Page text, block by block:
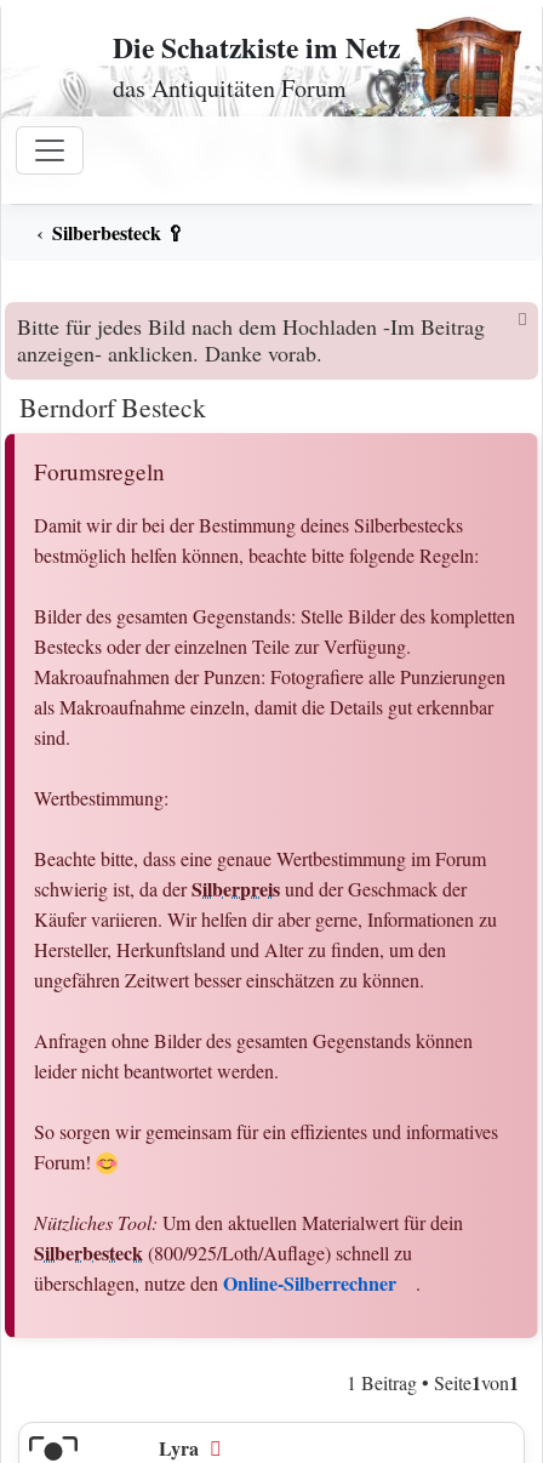
Zum Inhalt
Die Schatzkiste im Netz
das Antiquitäten Forum
Silberbesteck 🥄
Bitte für jedes Bild nach dem Hochladen -Im Beitrag
anzeigen- anklicken. Danke vorab.
Berndorf Besteck
Forumsregeln
Damit wir dir bei der Bestimmung deines Silberbestecks
bestmöglich helfen können, beachte bitte folgende Regeln:
Bilder des gesamten Gegenstands: Stelle Bilder des kompletten
Bestecks oder der einzelnen Teile zur Verfügung.
Makroaufnahmen der Punzen: Fotografiere alle Punzierungen
als Makroaufnahme einzeln, damit die Details gut erkennbar
sind.
Wertbestimmung:
Beachte bitte, dass eine genaue Wertbestimmung im Forum
schwierig ist, da derSilberpreisund der Geschmack der
Käufer variieren. Wir helfen dir aber gerne, Informationen zu
Hersteller, Herkunftsland und Alter zu finden, um den
ungefähren Zeitwert besser einschätzen zu können.
Anfragen ohne Bilder des gesamten Gegenstands können
leider nicht beantwortet werden.
So sorgen wir gemeinsam für ein effizientes und informatives
Forum!
Nützliches Tool: Um den aktuellen Materialwert für dein
Silberbesteck(800/925/Loth/Auflage) schnell zu
überschlagen, nutze den Online-Silberrechner .
1 Beitrag • Seite1von1
Lyra